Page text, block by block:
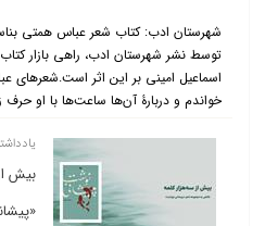
شهرستان ادب: کتاب شعر عباس همتی
توسط نشر شهرستان ادب، راهی بازار
اسماعیل امینی بر این اثر است.شعرهای
خواندم و دربارۀ آن‌ها ساعت‌ها با او حرف